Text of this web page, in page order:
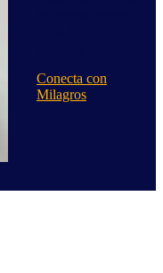
Conecta con
Milagros